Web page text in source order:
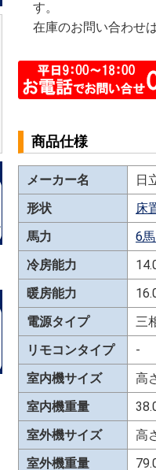
す。
在庫のお問い合わせ
商品仕様
メーカー名
日
形状
床
馬力
6
冷房能力
暖房能力
電源タイプ
三
リモコンタイプ
-
室内機サイズ
高
室内機重量
室外機サイズ
高
室外機重量